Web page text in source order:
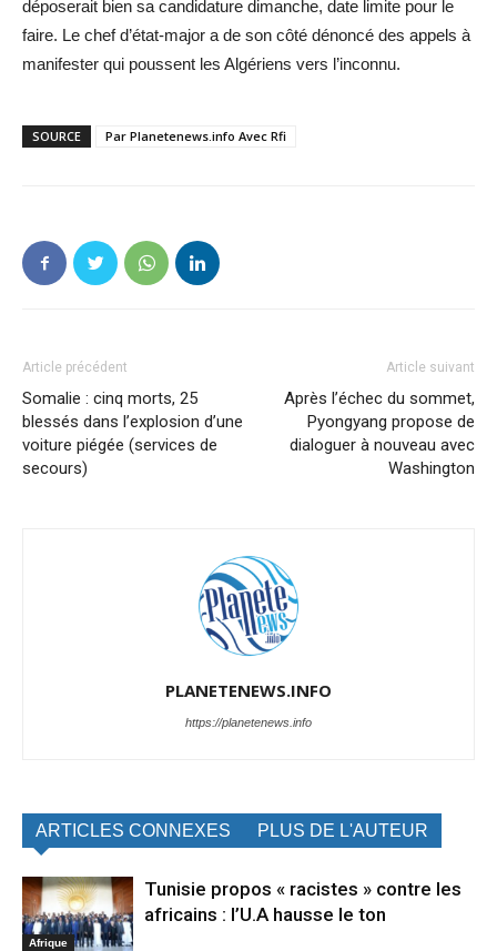
déposerait bien sa candidature dimanche, date limite pour le
faire. Le chef d’état-major a de son côté dénoncé des appels à
manifester qui poussent les Algériens vers l’inconnu.
SOURCE Par Planetenews.info Avec Rfi
Article précédent
Somalie : cinq morts, 25
blessés dans l’explosion d’une
voiture piégée (services de
secours)
Article suivant
Après l’échec du sommet,
Pyongyang propose de
dialoguer à nouveau avec
Washington
PLANETENEWS.INFO
https://planetenews.info
ARTICLES CONNEXES PLUS DE L'AUTEUR
Afrique
Tunisie propos « racistes » contre les
africains : l’U.A hausse le ton